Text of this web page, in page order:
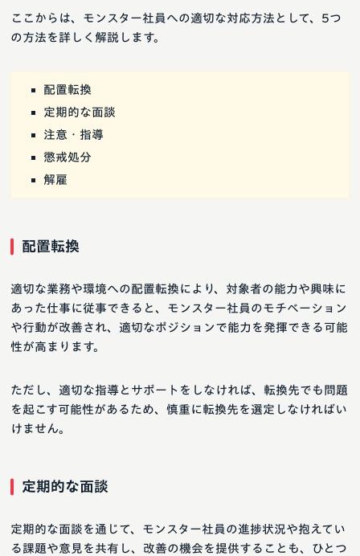
ここからは、モンスター社員への適切な対応方法として、5つ
の方法を詳しく解説します。
配置転換
定期的な面談
注意・指導
懲戒処分
解雇
配置転換
適切な業務や環境への配置転換により、対象者の能力や興味に
あった仕事に従事できると、モンスター社員のモチベーション
や行動が改善され、適切なポジションで能力を発揮できる可能
性が高まります。
ただし、適切な指導とサポートをしなければ、転換先でも問題
を起こす可能性があるため、慎重に転換先を選定しなければい
けません。
定期的な面談
定期的な面談を通じて、モンスター社員の進捗状況や抱えてい
る課題や意見を共有し、改善の機会を提供することも、ひとつ